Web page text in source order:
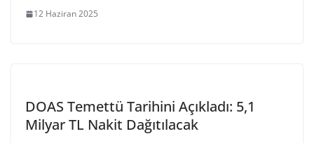
12 Haziran 2025
DOAS Temettü Tarihini Açıkladı: 5,1
Milyar TL Nakit Dağıtılacak